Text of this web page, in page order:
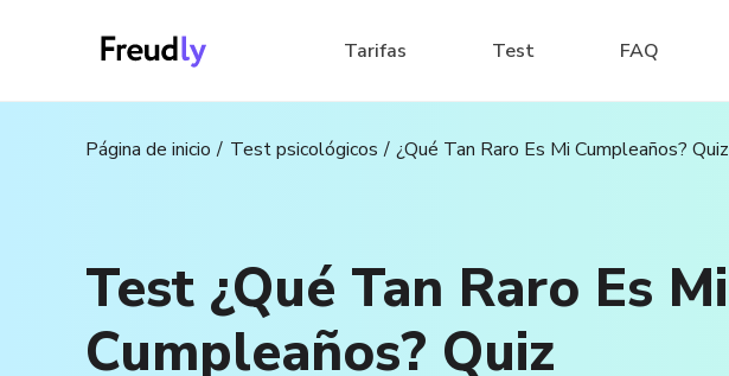
Tarifas Test FAQ
Página de inicio Test psicológicos ¿Qué Tan Raro Es Mi Cumpleaños? Quiz
Test ¿Qué Tan Raro Es Mi
Cumpleaños? Quiz